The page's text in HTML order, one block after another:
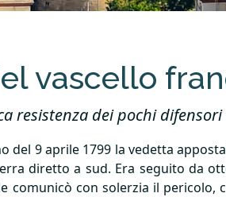
vascello
resistenza dei pochi
del 9 aprile 1799 la vedetta
diretto a sud. Era seguito da
comunicò con solerzia il pericolo,